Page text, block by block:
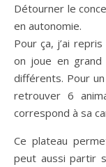
Détourner le
en autonomie.
Pour ça, j’ai
on joue en grand
différents. Pour
retrouver 6
correspond à sa
Ce plateau
peut aussi partir